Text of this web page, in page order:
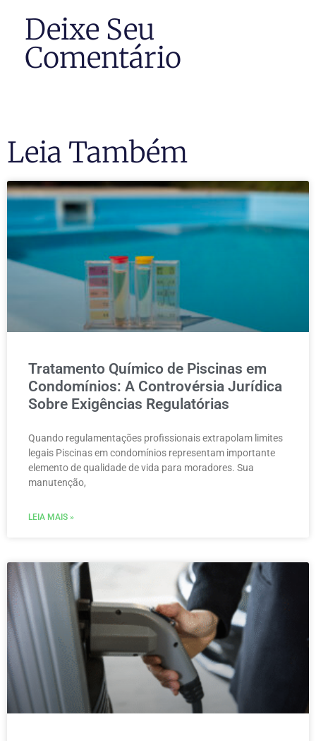
Deixe Seu
Comentário
Leia Também
Tratamento Químico de Piscinas em
Condomínios: A Controvérsia Jurídica
Sobre Exigências Regulatórias
Quando regulamentações profissionais extrapolam limites
legais Piscinas em condomínios representam importante
elemento de qualidade de vida para moradores. Sua
manutenção,
LEIA MAIS »